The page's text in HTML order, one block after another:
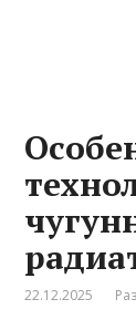
22.12.2025